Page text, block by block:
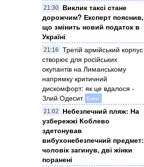
21:30
Виклик таксі стане
дорожчим? Експерт пояснив,
що змінить новий податок в
Україні
21:16
Третій армійський корпус
створює для російських
окупантів на Лиманському
напрямку критичний
дискомфорт: як це вдалося -
Злий Одесит Блог
21:02
Небезпечний пляж: На
узбережжі Коблево
здетонував
вибухонебезпечний предмет:
чоловік загинув, дві жінки
поранені